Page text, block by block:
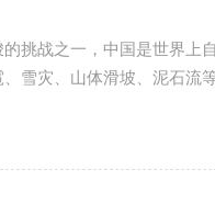
挑战之一，中国是世界上
雪灾、山体滑坡、泥石流